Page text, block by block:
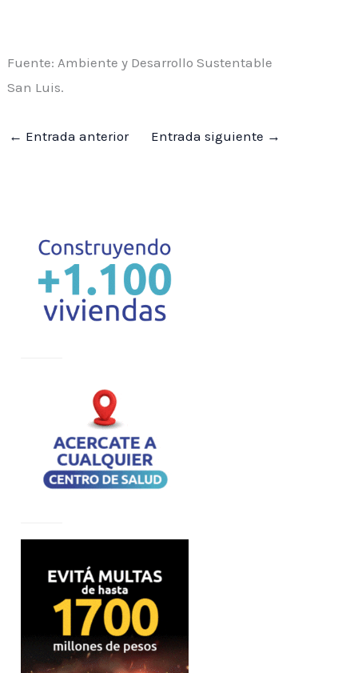
Fuente: Ambiente y Desarrollo Sustentable
San Luis.
← Entrada anterior Entrada siguiente →